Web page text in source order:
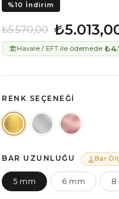
%10 İndirim
₺5.570,00
Havale / EFT ile ödemede
RENK SEÇENEĞI
BAR UZUNLUĞU Bar
5 mm 6 mm 8